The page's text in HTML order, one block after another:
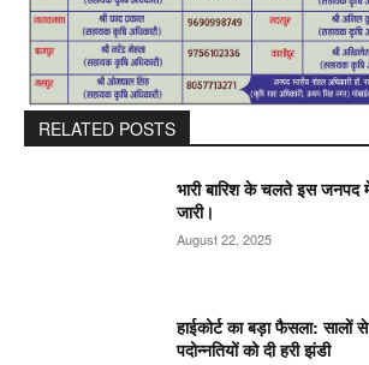
RELATED POSTS
भारी बारिश के चलते इस
जारी।
August 22, 2025
हाईकोर्ट का बड़ा फैसला: सालों
पदोन्नतियों को दी हरी झंडी